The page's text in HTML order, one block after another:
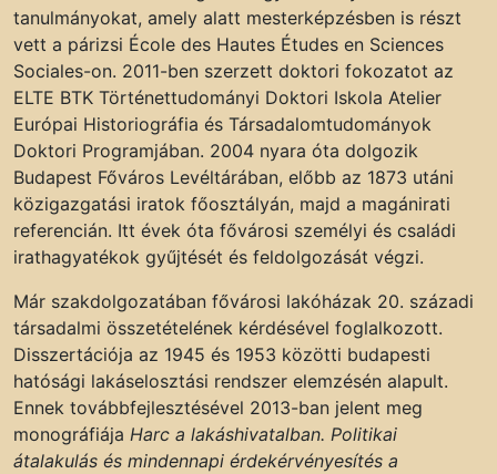
tanulmányokat, amely alatt mesterképzésben is részt
vett a párizsi École des Hautes Études en Sciences
Sociales-on. 2011-ben szerzett doktori fokozatot az
ELTE BTK Történettudományi Doktori Iskola Atelier
Európai Historiográfia és Társadalomtudományok
Doktori Programjában. 2004 nyara óta dolgozik
Budapest Főváros Levéltárában, előbb az 1873 utáni
közigazgatási iratok főosztályán, majd a magánirati
referencián. Itt évek óta fővárosi személyi és családi
irathagyatékok gyűjtését és feldolgozását végzi.
Már szakdolgozatában fővárosi lakóházak 20. századi
társadalmi összetételének kérdésével foglalkozott.
Disszertációja az 1945 és 1953 közötti budapesti
hatósági lakáselosztási rendszer elemzésén alapult.
Ennek továbbfejlesztésével 2013-ban jelent meg
monográfiája Harc a lakáshivatalban. Politikai
átalakulás és mindennapi érdekérvényesítés a